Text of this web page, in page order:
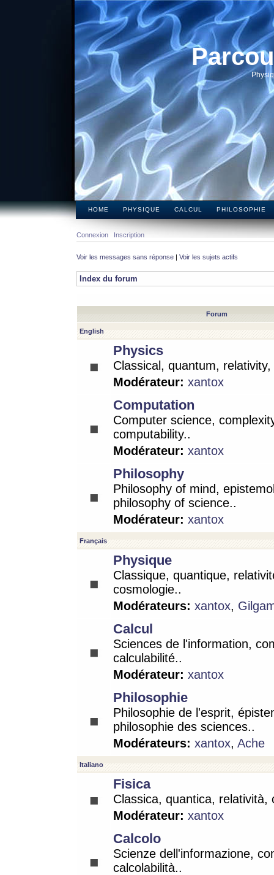
HOME PHYSIQUE CALCUL PHILOSOPHIE
Connexion Inscription
Voir les messages sans réponse | Voir les sujets actifs
Index du forum
Forum
English
Physics
Classical, quantum,
Modérateur: xantox
Computation
Computer science,
computability..
Modérateur: xantox
Philosophy
Philosophy of mind,
philosophy of science..
Modérateur: xantox
Français
Physique
Classique, quantique,
cosmologie..
Modérateurs: xantox,
Calcul
Sciences de l'information,
calculabilité..
Modérateur: xantox
Philosophie
Philosophie de l'esprit,
philosophie des sciences..
Modérateurs: xantox, Ache
Italiano
Fisica
Classica, quantica, relatività,
Modérateur: xantox
Calcolo
Scienze dell'informazione,
calcolabilità..